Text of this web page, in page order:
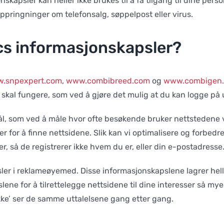
om telefonsalg, søppelpost eller virus.
informasjonskapsler?
, www.combibreed.comog
fungere, som ved å gjøre det mulig at du kan logge
som ved å måle hvor ofte besøkende bruker
for å finne nettsidene. Slik kan vi optimalisere og
så de registrerer ikke hvem du er, eller din e-postadresse.
i reklameøyemed. Disse informasjonskapslene lagrer
for å tilrettelegge nettsidene til dine interesser så
ser de samme uttalelsene gang etter gang.